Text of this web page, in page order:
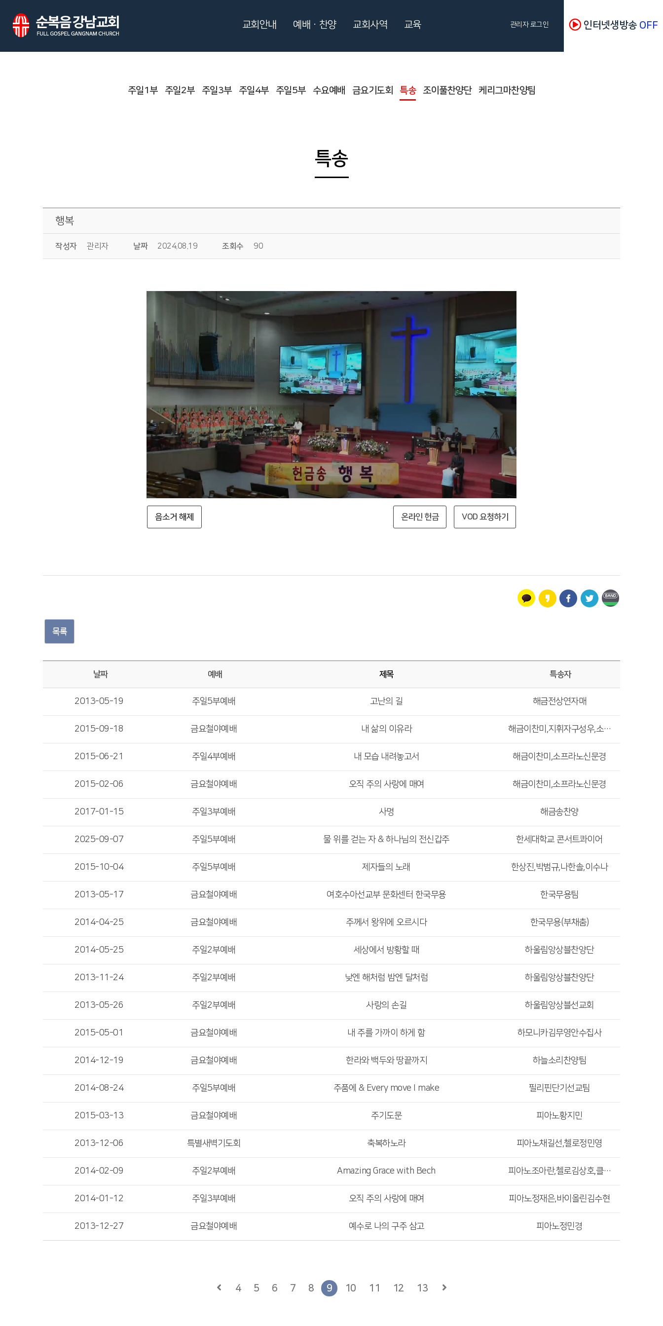
주일1부 주일2부 주일3부 주일4부 주일5부 수요예배 금요기도회 특송 조이풀찬양단 케리그마찬양팀
특송
행복
작성자 관리자 날짜 2024.08.19 조회수 90
음소거 해제 VOD 요청하기
온라인 헌금
목록
날짜 예배 제목 특송자
2013-05-19 주일5부예배 고난의 길 해금전상연자매
2015-09-18 금요철야예배 내 삶의 이유라 해금이찬미,지휘자구성우,소프라노신문경
2015-06-21 주일4부예배 내 모습 내려놓고서 해금이찬미,소프라노신문경
2015-02-06 금요철야예배 오직 주의 사랑에 매여 해금이찬미,소프라노신문경
2017-01-15 주일3부예배 사명 해금송찬양
2025-09-07 주일5부예배 물 위를 걷는 자 & 하나님의 전신갑주 한세대학교 콘서트콰이어
2015-10-04 주일5부예배 제자들의 노래 한상진,박범규,나한솔,이수나
2013-05-17 금요철야예배 여호수아선교부 문화센터 한국무용 한국무용팀
2014-04-25 금요철야예배 주께서 왕위에 오르시다 한국무용(부채춤)
2014-05-25 주일2부예배 세상에서 방황할 때 하울림앙상블찬양단
2013-11-24 주일2부예배 낮엔 해처럼 밤엔 달처럼 하울림앙상블찬양단
2013-05-26 주일2부예배 사랑의 손길 하울림앙상블선교회
2015-05-01 금요철야예배 내 주를 가까이 하게 함 하모니카김무영안수집사
2014-12-19 금요철야예배 한라와 백두와 땅끝까지 하늘소리찬양팀
2014-08-24 주일5부예배 주품에 & Every move I make 필리핀단기선교팀
2015-03-13 금요철야예배 주기도문 피아노황지민
2013-12-06 특별새벽기도회 축복하노라 피아노채길선,첼로정민영
2014-02-09 주일2부예배 Amazing Grace with Bech 피아노조아란,첼로김상호,클라리넷함재령
2014-01-12 주일3부예배 오직 주의 사랑에 매여 피아노정재은,바이올린김수현
2013-12-27 금요철야예배 예수로 나의 구주 삼고 피아노정민경
4 5 6 7 8 9 10 11 12 13
교회안내 예배ㆍ찬양 교회사역 교육 관리자 로그인 인터넷생방송 OFF